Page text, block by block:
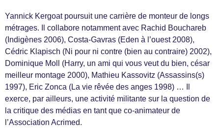
Yannick Kergoat poursuit une carrière de monteur de longs
métrages. Il collabore notamment avec Rachid Bouchareb
(Indigènes 2006), Costa-Gavras (Eden à l’ouest 2008),
Cédric Klapisch (Ni pour ni contre (bien au contraire) 2002),
Dominique Moll (Harry, un ami qui vous veut du bien, césar
meilleur montage 2000), Mathieu Kassovitz (Assassins(s)
1997), Eric Zonca (La vie rêvée des anges 1998) … Il
exerce, par ailleurs, une activité militante sur la question de
la critique des médias en tant que co-animateur de
l’Association Acrimed.